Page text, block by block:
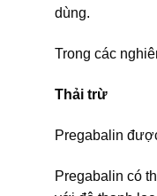
dùng.
Trong các
Thải trừ
Pregabalin
Pregabalin có